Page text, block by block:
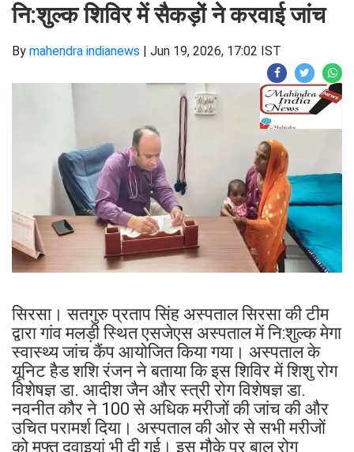
नि:शुल्क शिविर में सैकड़ों ने करवाई जांच
By mahendra indianews | Jun 19, 2026, 17:02 IST
सिरसा। सतगुरु प्रताप सिंह अस्पताल सिरसा की टीम
द्वारा गांव मलड़ी स्थित एसजेएस अस्पताल में नि:शुल्क मेगा
स्वास्थ्य जांच कैंप आयोजित किया गया। अस्पताल के
यूनिट हैड शशि रंजन ने बताया कि इस शिविर में शिशु रोग
विशेषज्ञ डा. आदीश जैन और स्त्री रोग विशेषज्ञ डा.
नवनीत कौर ने 100 से अधिक मरीजों की जांच की और
उचित परामर्श दिया। अस्पताल की ओर से सभी मरीजों
को मुफ्त दवाइयां भी दी गई। इस मौके पर बाल रोग